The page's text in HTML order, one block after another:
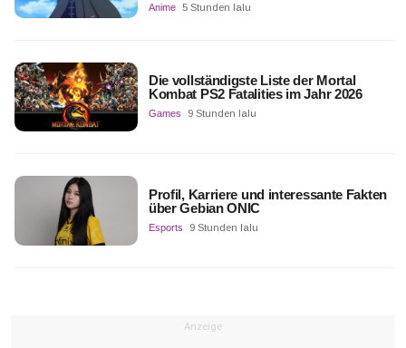
Anime 5 Stunden lalu
Die vollständigste Liste der Mortal
Kombat PS2 Fatalities im Jahr 2026
Games 9 Stunden lalu
Profil, Karriere und interessante Fakten
über Gebian ONIC
Esports 9 Stunden lalu
Anzeige